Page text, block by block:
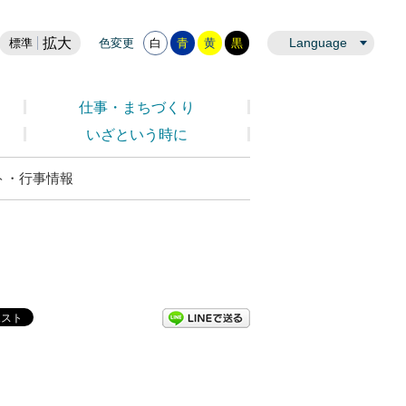
標準 拡大 色変更 白 青 黄 黒 Language
仕事・まちづくり
いざという時に
・行事情報